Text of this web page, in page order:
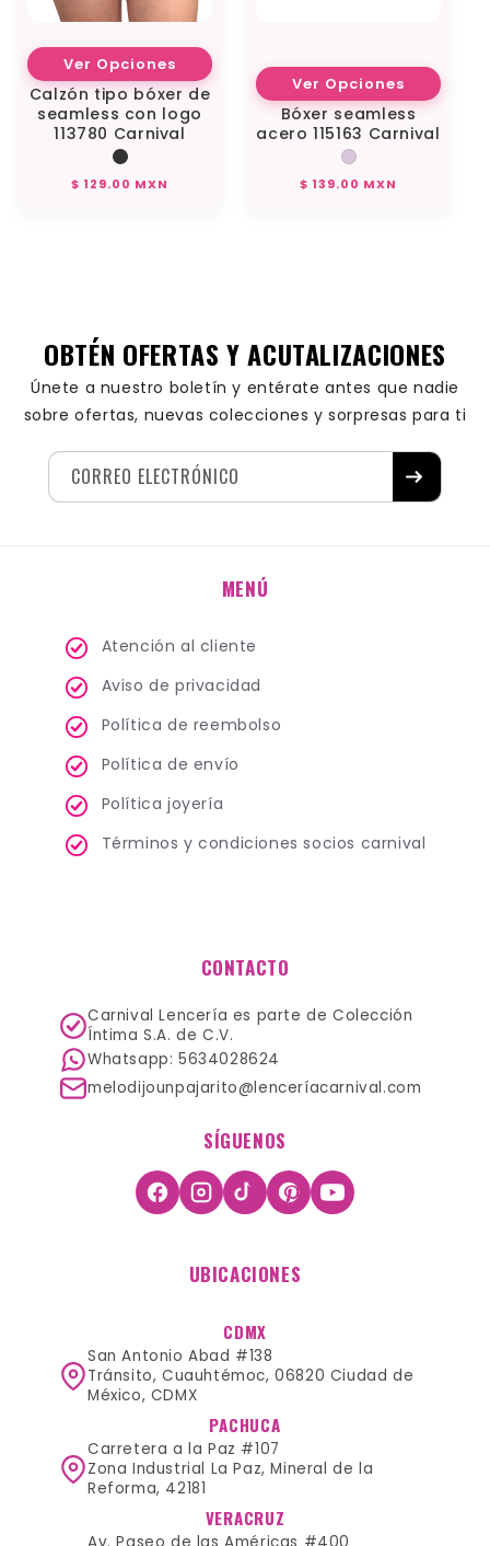
Calzón tipo bóxer de
seamless con logo
113780 Carnival
Precio
$ 129.00 MXN
Ver Opciones
Bóxer seamless
acero 115163 Carnival
Precio
$ 139.00 MXN
Ver Opciones
OBTÉN OFERTAS Y ACUTALIZACIONES
Únete a nuestro boletín y entérate antes que nadie
sobre ofertas, nuevas colecciones y sorpresas para ti
CORREO ELECTRÓNICO
MENÚ
Atención al cliente
Aviso de privacidad
Política de reembolso
Política de envío
Política joyería
Términos y condiciones socios carnival
CONTACTO
Carnival Lencería es parte de Colección
Íntima S.A. de C.V.
Whatsapp: 5634028624
melodijounpajarito@lenceríacarnival.com
SÍGUENOS
UBICACIONES
CDMX
San Antonio Abad #138
Tránsito, Cuauhtémoc, 06820 Ciudad de
México, CDMX
PACHUCA
Carretera a la Paz #107
Zona Industrial La Paz, Mineral de la
Reforma, 42181
VERACRUZ